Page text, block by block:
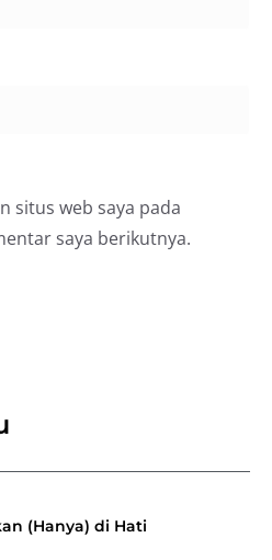
situs web saya pada
saya berikutnya.
(Hanya) di Hati